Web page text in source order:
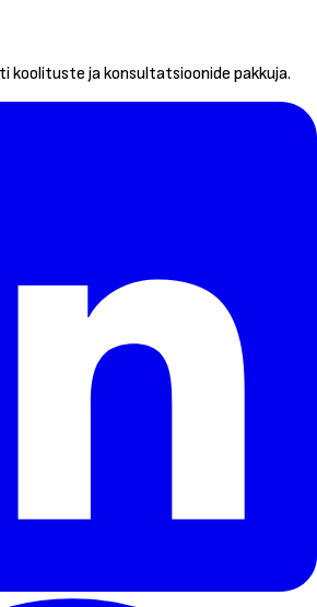
koolituste ja konsultatsioonide pakkuja.